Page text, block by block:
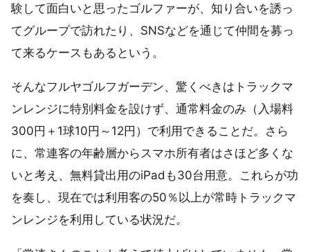
験して面白いと思ったゴルファーが、知り合いを誘っ
てグループで訪れたり、SNSなどを通じて仲間を募っ
て来るケースもあるという。
そんなフルヤゴルフガーデン、驚くべきはトラックマ
ンレンジに特別料金を設けず、通常料金のみ（入場料
300円＋1球10円～12円）で利用できることだ。さら
に、常連客の年齢層からスマホ所有者はさほど多くな
いと考え、無料貸出用のiPadも30台用意。これらが功
を奏し、現在では利用客の50％以上が常時トラックマ
ンレンジを利用している状況だ。